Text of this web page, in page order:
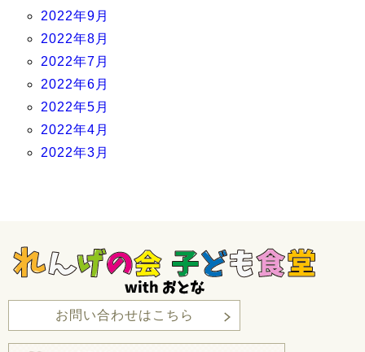
2022年9月
2022年8月
2022年7月
2022年6月
2022年5月
2022年4月
2022年3月
お問い合わせはこちら